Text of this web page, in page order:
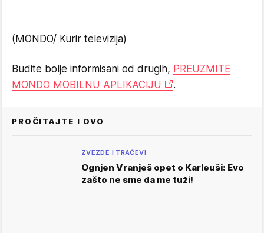
(MONDO/ Kurir televizija)
Budite bolje informisani od drugih, PREUZMITE
MONDO MOBILNU APLIKACIJU
.
PROČITAJTE I OVO
ZVEZDE I TRAČEVI
Ognjen Vranješ opet o Karleuši: Evo
zašto ne sme da me tuži!